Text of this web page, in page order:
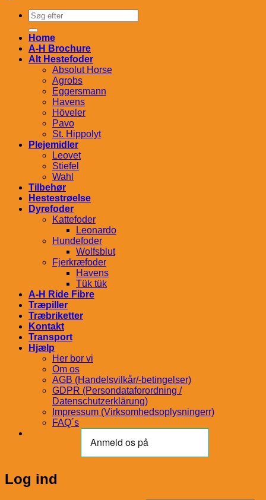
Søg
efter:
Home
A-H Brochure
Alt Hestefoder
Absolut Horse
Agrobs
Eggersmann
Havens
Höveler
Pavo
St. Hippolyt
Plejemidler
Leovet
Stiefel
Wahl
Tilbehør
Hestestrøelse
Dyrefoder
Kattefoder
Leonardo
Hundefoder
Wolfsblut
Fjerkræfoder
Havens
Tük tük
A-H Ride Fibre
Træpiller
Træbriketter
Kontakt
Transport
Hjælp
Her bor vi
Om os
AGB (Handelsvilkår/-betingelser)
GDPR (Persondataforordning /
Datenschutzerklärung)
Impressum (Virksomhedsoplysningerr)
FAQ´s
Log ind